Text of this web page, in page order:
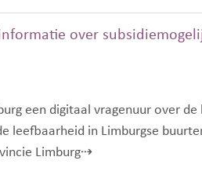
over
een digitaal vragenuur over
leefbaarheid in Limburgse
Limburg⇢